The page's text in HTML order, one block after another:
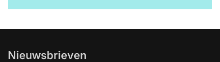
Nieuwsbrieven